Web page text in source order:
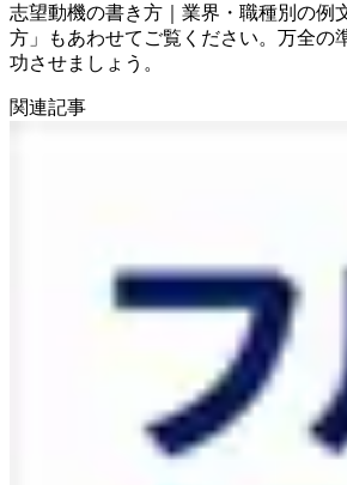
志望動機の書き方｜業界・職種別の例
方」もあわせてご覧ください。万全の
功させましょう。
関連記事